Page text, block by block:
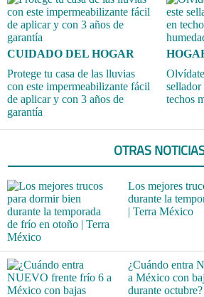
CUIDADO DEL HOGAR
Protege tu casa de las lluvias
con este impermeabilizante fácil
de aplicar y con 3 años de
garantía
sellador
techos
OTRAS
Los mejores
durante la
| Terra México
¿Cuándo entra
a México con
durante